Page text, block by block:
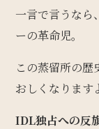
一言で言うなら
ーの革命児。
この蒸留所の
おしくなります
IDL独占への反